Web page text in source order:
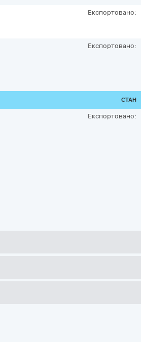
Експортовано:
Експортовано:
СТАН
Експортовано: